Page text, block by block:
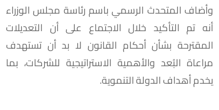
وأضاف المتحدث الرسمي باسم رئاسة مجلس الوزراء
أنه تم التأكيد خلال الاجتماع على أن التعديلات
المقترحة بشأن أحكام القانون لا بد أن تستهدف
مراعاة البُعد والأهمية الاستراتيجية للشركات، بما
يخدم أهداف الدولة التنموية.